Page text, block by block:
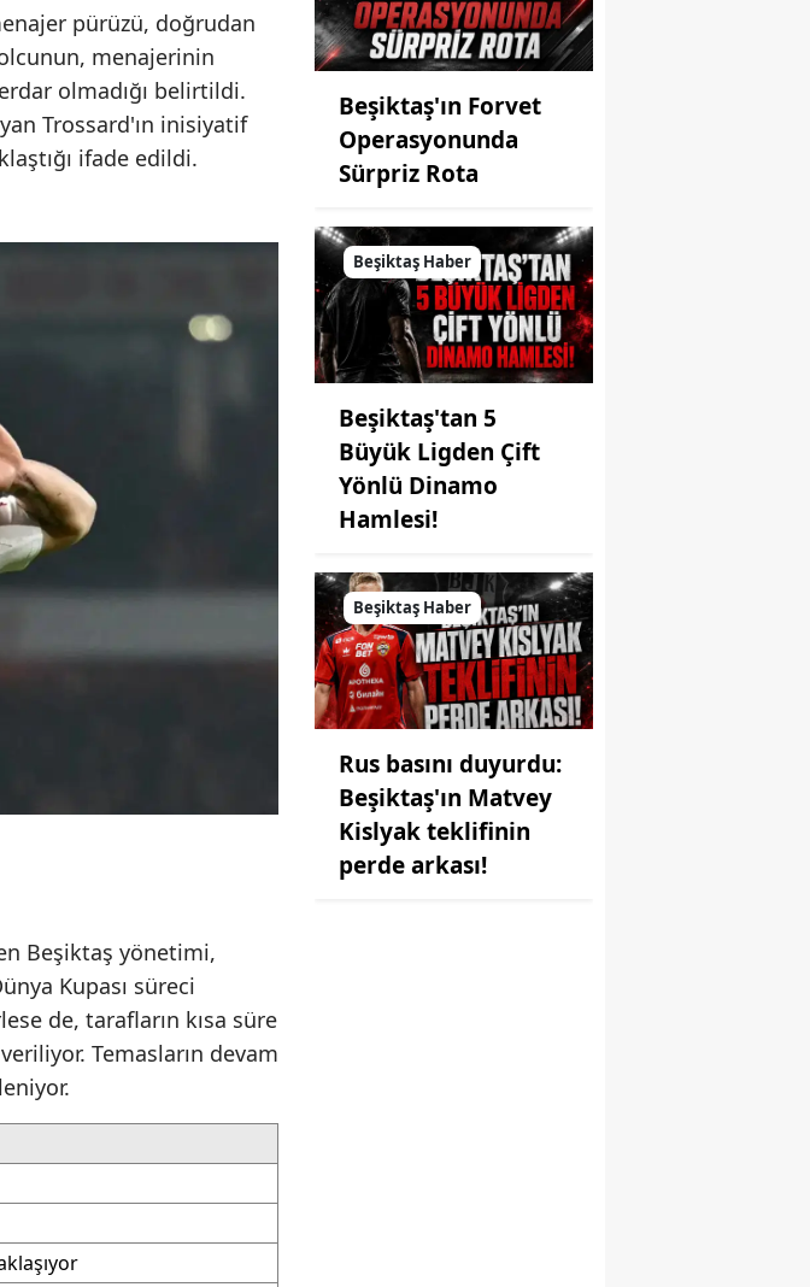
pürüzü, doğrudan
menajerinin
olmadığı belirtildi.
Trossard'ın inisiyatif
ifade edildi.
Beşiktaş yönetimi,
Kupası süreci
de, tarafların kısa süre
Temasların devam
Beşiktaş'ın Forvet
Operasyonunda
Sürpriz Rota
Beşiktaş Haber
Beşiktaş'tan 5
Büyük Ligden Çift
Yönlü Dinamo
Hamlesi!
Beşiktaş Haber
Rus basını duyurdu:
Beşiktaş'ın Matvey
Kislyak teklifinin
perde arkası!